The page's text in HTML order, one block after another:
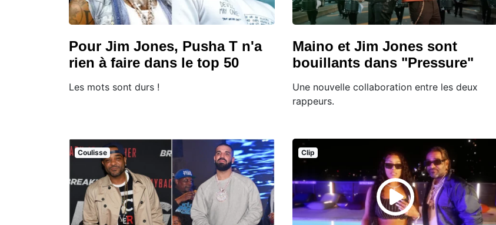
Pour Jim Jones, Pusha T n'a
rien à faire dans le top 50
Les mots sont durs !
Maino et Jim Jones sont
bouillants dans "Pressure"
Une nouvelle collaboration entre les deux
rappeurs.
Coulisse Clip